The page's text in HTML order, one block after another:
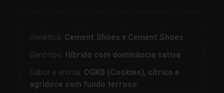
Genética: Cement Shoes x Cement Shoes
Genótipo: Híbrido com dominância sativa
Sabor e aroma: OGKB (Cookies), cítrico e
agridoce com fundo terroso